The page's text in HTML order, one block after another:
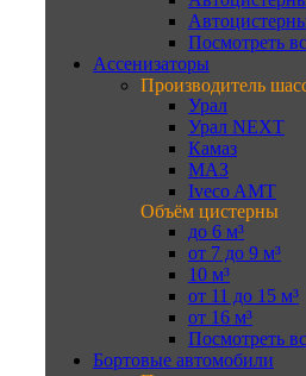
Посмотреть
Ассенизаторы
Производитель
Урал
Урал NEXT
Камаз
МАЗ
Iveco AMT
Объём цистерны
до 6 м³
от 7 до 9 м³
10 м³
от 11 до 15 м³
от 16 м³
Посмотреть
Бортовые автомобили